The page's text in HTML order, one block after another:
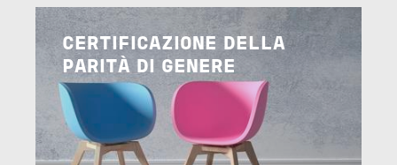
Image
CERTIFICAZIONE DELLA
PARITÀ DI GENERE